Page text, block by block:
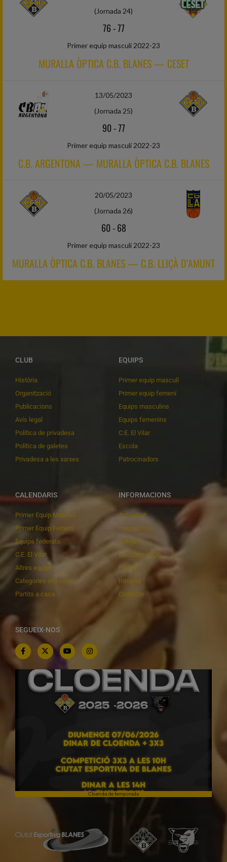
(Jornada 24)
76-77
Primer equip masculí 2022-23
MURALLA ÒPTICA C.B. BLANES — CESET
13/05/2023
(Jornada 25)
90-77
Primer equip masculí 2022-23
C.B. ARGENTONA — MURALLA ÒPTICA C.B. BLANES
20/05/2023
(Jornada 26)
60-68
Primer equip masculí 2022-23
MURALLA ÒPTICA C.B. BLANES — C.B. LLIÇÀ D’AMUNT
CLUB
Història
Organització
Publicacions
Avís legal
Política de privadesa
Política de galetes
Privadesa a les xarxes
EQUIPS
Primer equip masculí
Primer equip femení
Equips masculins
Equips femenins
C.E. El Vilar
Escola
Patrocinadors
CALENDARIS
Primer Equip Masculí
Primer Equip Femení
Equips federats
C.E. El Vilar
Altres equips
Categories inferiors
Partits a casa
INFORMACIONS
Actualitat
Inscripcions
Botiga
Documentació
Playoff
Intranet
Contacte
SEGUEIX-NOS
Cloenda de temporada